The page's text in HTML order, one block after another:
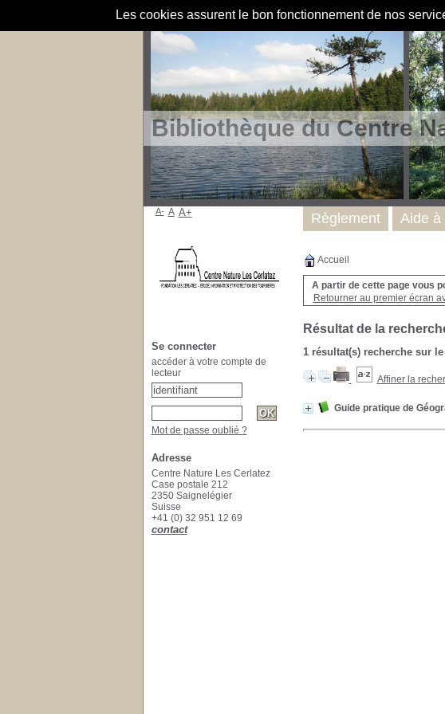
Les cookies assurent le bon fonctionnement de nos
Bibliothèque du Centre
Accueil
A partir de cette page vous
Retourner au premier écran
Résultat de la
1 résultat(s) recherche sur
Affiner la
Guide pratique de
Règlement Aide à
A- A A+
Se connecter
accéder à votre compte de
lecteur
Mot de passe oublié ?
Adresse
Centre Nature Les Cerlatez
Case postale 212
2350 Saignelégier
Suisse
+41 (0) 32 951 12 69
contact